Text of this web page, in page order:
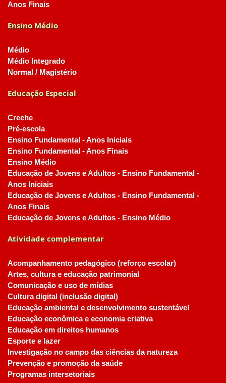
Anos Finais
Ensino Médio
Médio
Médio Integrado
Normal / Magistério
Educação Especial
Creche
Pré-escola
Ensino Fundamental - Anos Iniciais
Ensino Fundamental - Anos Finais
Ensino Médio
Educação de Jovens e Adultos - Ensino Fundamental -
Anos Iniciais
Educação de Jovens e Adultos - Ensino Fundamental -
Anos Finais
Educação de Jovens e Adultos - Ensino Médio
Atividade complementar
Acompanhamento pedagógico (reforço escolar)
Artes, cultura e educação patrimonial
Comunicação e uso de mídias
Cultura digital (inclusão digital)
Educação ambiental e desenvolvimento sustentável
Educação econômica e economia criativa
Educação em direitos humanos
Esporte e lazer
Investigação no campo das ciências da natureza
Prevenção e promoção da saúde
Programas intersetoriais